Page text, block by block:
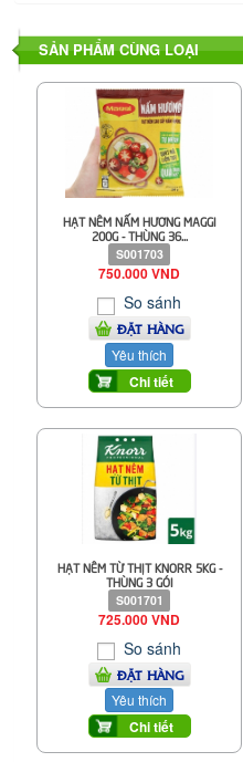
SẢN PHẨM CÙNG LOẠI
HẠT NÊM NẤM HƯƠNG MAGGI
200G - THÙNG 36...
S001703
750.000 VND
So sánh
ĐẶT HÀNG
Yêu thích
Chi tiết
HẠT NÊM TỪ THỊT KNORR 5KG -
THÙNG 3 GÓI
S001701
725.000 VND
So sánh
ĐẶT HÀNG
Yêu thích
Chi tiết